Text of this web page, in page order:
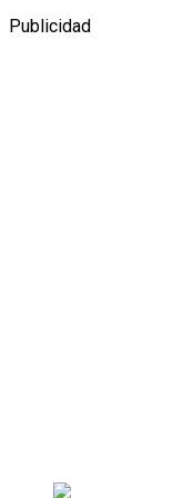
Publicidad